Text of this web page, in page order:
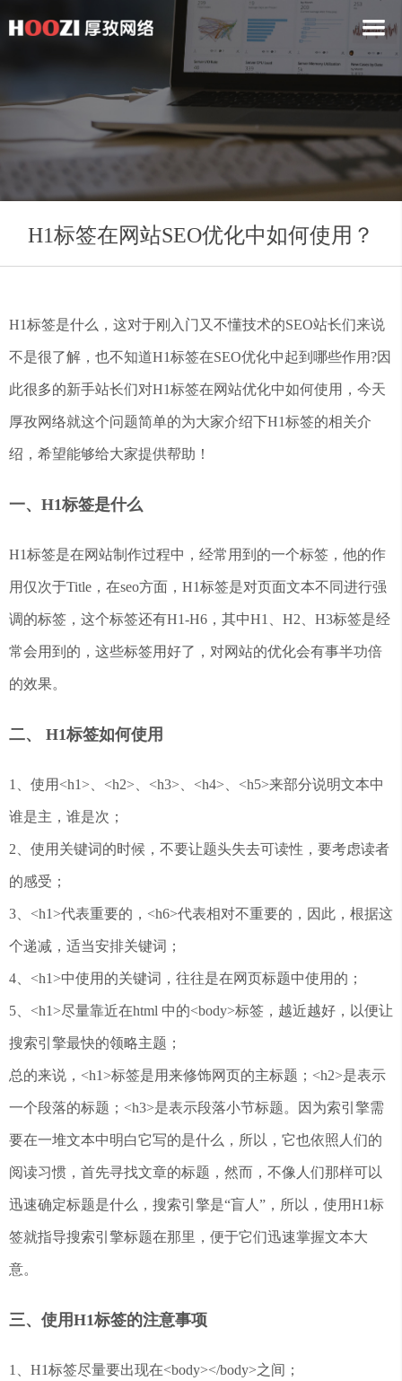
H1标签在网站SEO优化中如何使用？
H1标签是什么，这对于刚入门又不懂技术的SEO站长们来说
不是很了解，也不知道H1标签在SEO优化中起到哪些作用?因
此很多的新手站长们对H1标签在网站优化中如何使用，今天
厚孜网络就这个问题简单的为大家介绍下H1标签的相关介
绍，希望能够给大家提供帮助！
一、H1标签是什么
H1标签是在网站制作过程中，经常用到的一个标签，他的作
用仅次于Title，在seo方面，H1标签是对页面文本不同进行强
调的标签，这个标签还有H1-H6，其中H1、H2、H3标签是经
常会用到的，这些标签用好了，对网站的优化会有事半功倍
的效果。
二、 H1标签如何使用
1、使用<h1>、<h2>、<h3>、<h4>、<h5>来部分说明文本中
谁是主，谁是次；
2、使用关键词的时候，不要让题头失去可读性，要考虑读者
的感受；
3、<h1>代表重要的，<h6>代表相对不重要的，因此，根据这
个递减，适当安排关键词；
4、<h1>中使用的关键词，往往是在网页标题中使用的；
5、<h1>尽量靠近在html 中的<body>标签，越近越好，以便让
搜索引擎最快的领略主题；
总的来说，<h1>标签是用来修饰网页的主标题；<h2>是表示
一个段落的标题；<h3>是表示段落小节标题。因为索引擎需
要在一堆文本中明白它写的是什么，所以，它也依照人们的
阅读习惯，首先寻找文章的标题，然而，不像人们那样可以
迅速确定标题是什么，搜索引擎是“盲人”，所以，使用H1标
签就指导搜索引擎标题在那里，便于它们迅速掌握文本大
意。
三、使用H1标签的注意事项
1、H1标签尽量要出现在<body></body>之间；